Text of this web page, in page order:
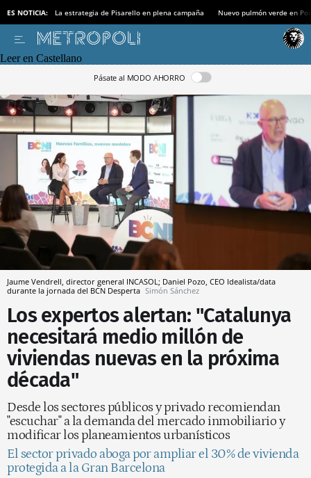
ES NOTICIA: La estrategia de Pisarello en plena campaña Nuevo pulmón verde en
Leer en Castellano
Pásate al MODO AHORRO
Jaume Vendrell, director general INCASOL; Daniel Pozo, CEO Idealista/data
durante la jornada del BCN Desperta Simón Sánchez
Los expertos alertan: "Catalunya
necesitará medio millón de
viviendas nuevas en la próxima
década"
Desde los sectores públicos y privado recomiendan
"escuchar" a la demanda del mercado inmobiliario y
modificar los planeamientos urbanísticos
El sector privado aboga por ampliar el 30% de vivienda
protegida a la Gran Barcelona